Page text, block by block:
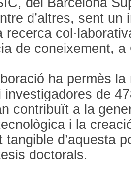
d’altres, sent un
recerca
de coneixement, a
ha permès
investigadores de
contribuït a la
i la
tangible d’aquesta
doctorals.